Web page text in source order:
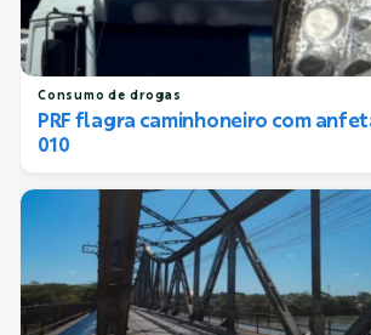
Consumo de drogas
PRF flagra caminhoneiro com
010